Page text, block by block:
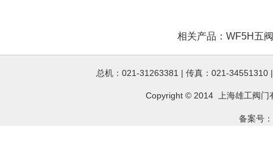
相关产品： WF5H五
总机：021-31263381 | 传真：021-
Copyright © 2014 上海雄工阀门
备案号